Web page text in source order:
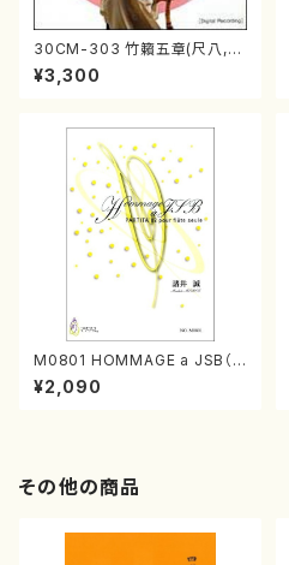
30CM-303 竹籟五章(尺八,二
十絃箏/三橋貴風/CD)
¥3,300
M0801 HOMMAGE a JSB（フ
ルートソロ/諸井誠/楽譜）
¥2,090
その他の商品